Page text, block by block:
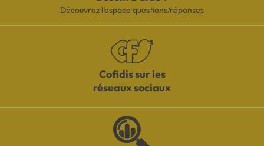
Découvrez l'espace questions/réponses
Cofidis sur les
réseaux sociaux